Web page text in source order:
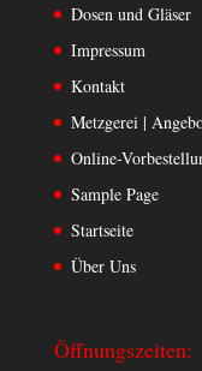
Dosen und Gläser
Impressum
Kontakt
Metzgerei |
Online-
Sample Page
Startseite
Über Uns
Öffnungszeiten: